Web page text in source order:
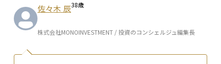
佐々木 辰38歳
株式会社MONOINVESTMENT / 投資のコンシェルジュ編集長